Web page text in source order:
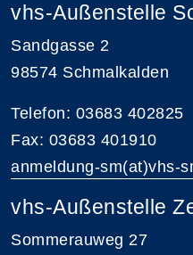
vhs-Außenstelle
Sandgasse 2
98574 Schmalkalden
Telefon: 03683 402825
Fax: 03683 401910
anmeldung-sm(at)vhs-
vhs-Außenstelle
Sommerauweg 27